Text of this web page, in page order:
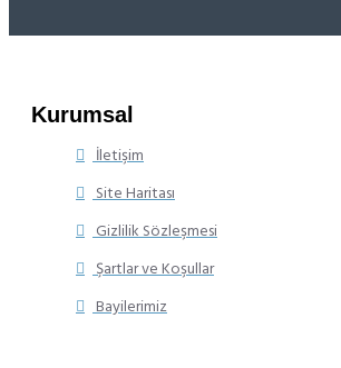
Kurumsal
İletişim
Site Haritası
Gizlilik Sözleşmesi
Şartlar ve Koşullar
Bayilerimiz